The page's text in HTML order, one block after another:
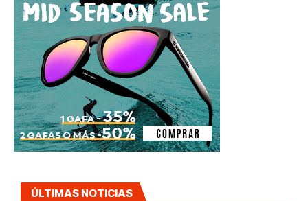
ÚLTIMAS NOTICIAS